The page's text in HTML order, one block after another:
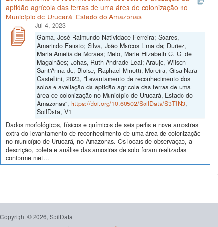
aptidão agrícola das terras de uma área de colonização no
Município de Urucará, Estado do Amazonas
Jul 4, 2023
Gama, José Raimundo Natividade Ferreira; Soares,
Amarindo Fausto; Silva, João Marcos Lima da; Duriez,
Maria Amélia de Moraes; Melo, Marie Elizabeth C. C. de
Magalhães; Johas, Ruth Andrade Leal; Araujo, Wilson
Sant'Anna de; Bloise, Raphael Minotti; Moreira, Gisa Nara
Castellini, 2023, "Levantamento de reconhecimento dos
solos e avaliação da aptidão agrícola das terras de uma
área de colonização no Município de Urucará, Estado do
Amazonas", https://doi.org/10.60502/SoilData/S3TIN3,
SoilData, V1
Dados morfológicos, físicos e químicos de seis perfis e nove amostras
extra do levantamento de reconhecimento de uma área de colonização
no município de Urucará, no Amazonas. Os locais de observação, a
descrição, coleta e análise das amostras de solo foram realizadas
conforme met...
Copyright © 2026, SoilData